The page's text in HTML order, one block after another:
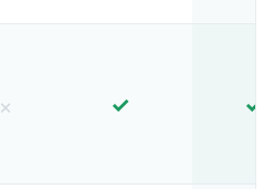
× ✓ ✓